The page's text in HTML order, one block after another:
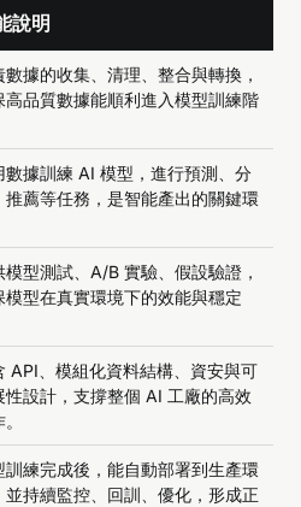
說明
數據的收集、清理、整合與轉換，
高品質數據能順利進入模型訓練階
數據訓練 AI 模型，進行預測、分
推薦等任務，是智能產出的關鍵環
模型測試、A/B 實驗、假設驗證，
模型在真實環境下的效能與穩定
API、模組化資料結構、資安與可
性設計，支撐整個 AI 工廠的高效
訓練完成後，能自動部署到生產環
並持續監控、回訓、優化，形成正